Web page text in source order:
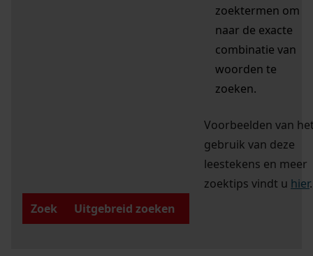
zoektermen om
naar de exacte
combinatie van
woorden te
zoeken.
Voorbeelden van
gebruik van deze
leestekens en meer
zoektips vindt u hier.
Zoek
Uitgebreid zoeken